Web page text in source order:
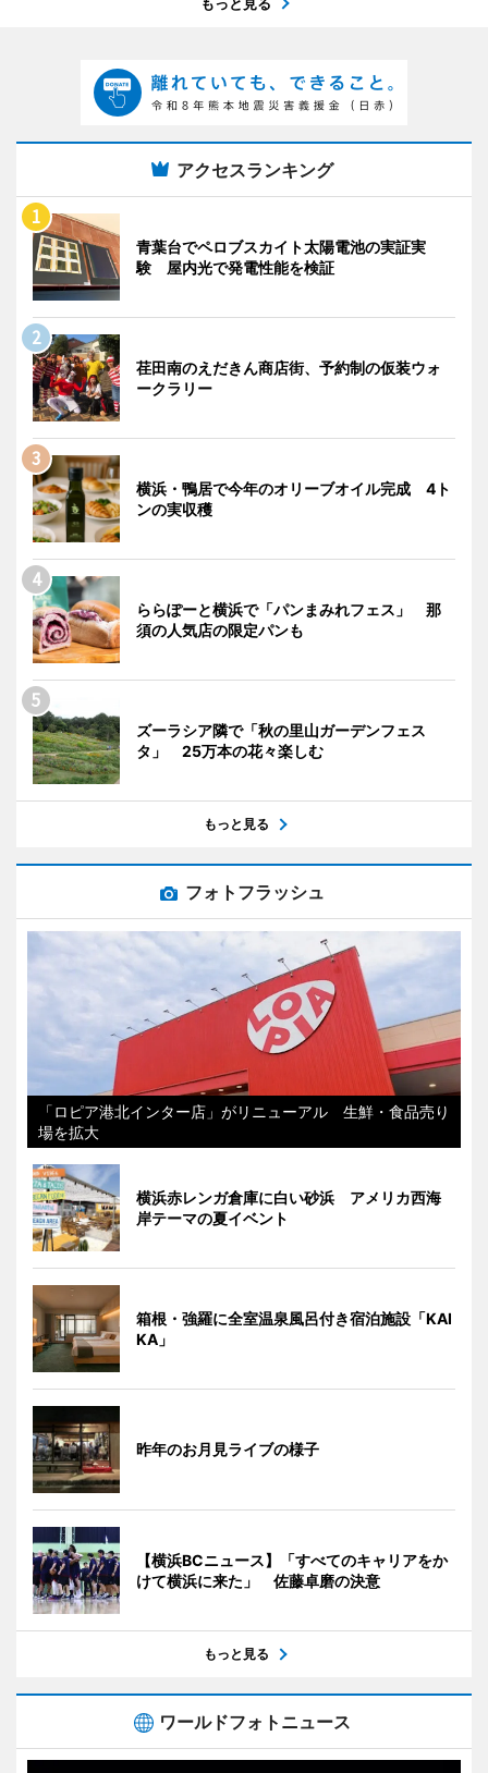
アクセスランキング
青葉台でペロブスカイト太陽電池の実証実
験 屋内光で発電性能を検証
荏田南のえだきん商店街、予約制の仮装ウォ
ークラリー
横浜・鴨居で今年のオリーブオイル完成 4ト
ンの実収穫
ららぽーと横浜で「パンまみれフェス」 那
須の人気店の限定パンも
ズーラシア隣で「秋の里山ガーデンフェス
タ」 25万本の花々楽しむ
もっと見る
フォトフラッシュ
「ロピア港北インター店」がリニューアル 生鮮・食品売り
場を拡大
横浜赤レンガ倉庫に白い砂浜 アメリカ西海
岸テーマの夏イベント
箱根・強羅に全室温泉風呂付き宿泊施設「KAI
KA」
昨年のお月見ライブの様子
【横浜BCニュース】「すべてのキャリアをか
けて横浜に来た」 佐藤卓磨の決意
もっと見る
ワールドフォトニュース